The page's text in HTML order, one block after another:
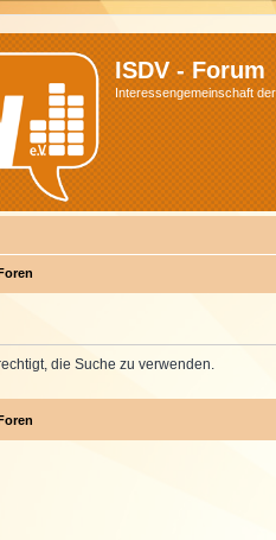
ISDV - Forum
Interessengemeinschaft
die Suche zu verwenden.